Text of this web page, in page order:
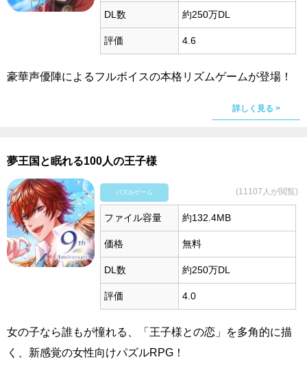
DL数 約250万DL
評価 4.6
豪華声優陣によるフルボイスの本格リズムゲームが登場！
詳しく見る >
夢王国と眠れる100人の王子様
パズルゲーム (11107人が閲覧)
ファイル容量 約132.4MB
価格 無料
DL数 約250万DL
評価 4.0
女の子なら誰もが憧れる、「王子様との恋」を多角的に描
く、新感覚の女性向けパズルRPG！